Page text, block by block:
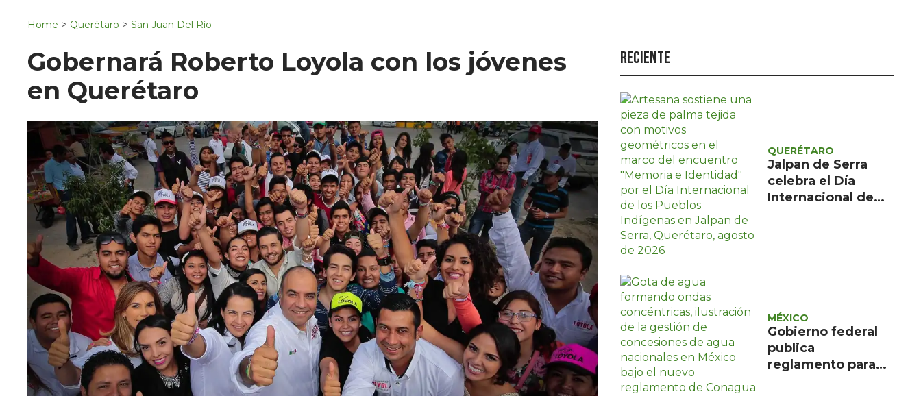
Política
Turismo
Estilo de vida
Opinión
Home > Querétaro > San Juan Del Río
Gobernará Roberto Loyola con los jóvenes
en Querétaro
Reciente
QUERÉTARO
Jalpan de Serra
celebra el Día
Internacional de
MÉXICO
Gobierno federal
publica
reglamento para